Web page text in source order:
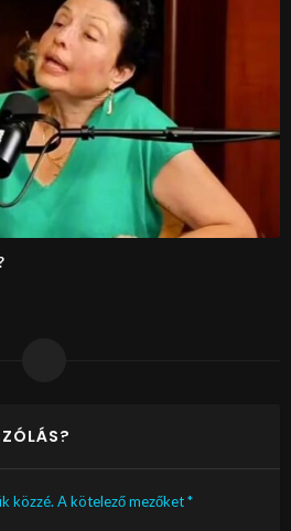
közzé. A kötelező mezőket*